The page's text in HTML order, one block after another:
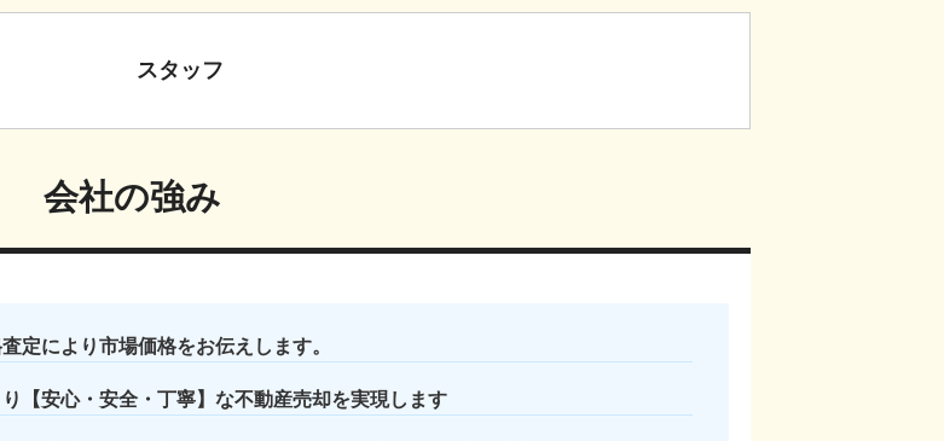
スタッフ
会社の強み
定により市場価格をお伝えします。
【安心・安全・丁寧】な不動産売却を実現します